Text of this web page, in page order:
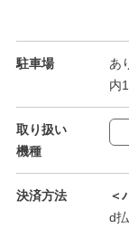
駐車場
あ
内
取り扱い
機種
決済方法
＜
d